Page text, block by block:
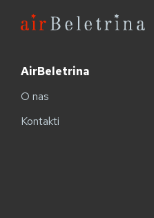
AirBeletrina
O nas
Kontakti